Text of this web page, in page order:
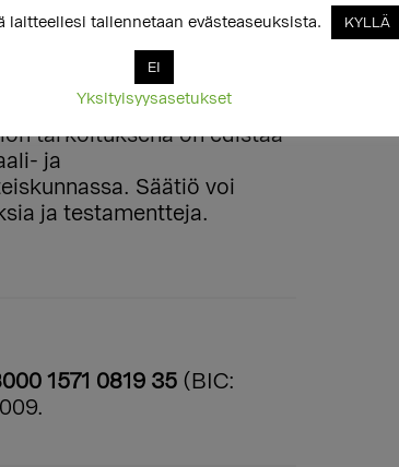
tarkoituksena on edistää
ja
Säätiö voi
ja testamentteja.
1571 0819 35 (BIC:
laitteellesi tallennetaan evästeaseuksista.
KYLLÄ
EI
Yksityisyysasetukset